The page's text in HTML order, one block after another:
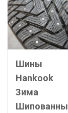
Шины
Hankook
Зима